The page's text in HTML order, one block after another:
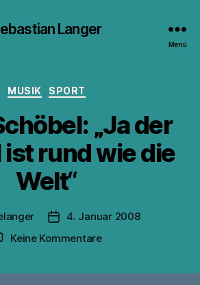
Langer
Menü
Kategorien
MUSIK SPORT
„Ja der
ist rund wie die
Welt“
Veröffentlichungsdatum
4. Januar 2008
Keine Kommentarezu